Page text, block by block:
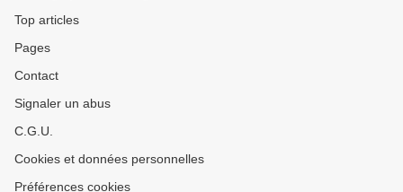
Top articles
Pages
Contact
Signaler un abus
C.G.U.
Cookies et données personnelles
Préférences cookies